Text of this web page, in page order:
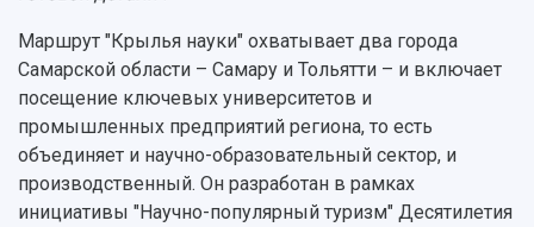
Маршрут "Крылья науки" охватывает два города
Самарской области – Самару и Тольятти – и включает
посещение ключевых университетов и
промышленных предприятий региона, то есть
объединяет и научно-образовательный сектор, и
производственный. Он разработан в рамках
инициативы "Научно-популярный туризм" Десятилетия